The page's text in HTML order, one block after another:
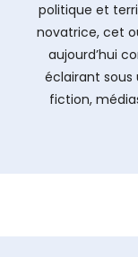
politique et
novatrice, cet
aujourd’hui
éclairant sous
fiction,